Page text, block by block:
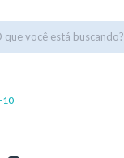
que você está buscando?
10